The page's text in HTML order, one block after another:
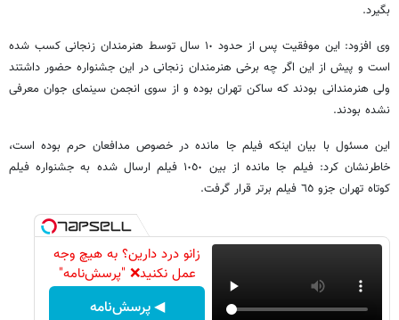
بگیرد.
وی افزود: این موفقیت پس از حدود ١٠ سال توسط هنرمندان زنجانی کسب شده
است و پیش از این اگر چه برخی هنرمندان زنجانی در این جشنواره حضور داشتند
ولی هنرمندانی بودند که ساکن تهران بوده و از سوی انجمن سینمای جوان معرفی
نشده بودند.
این مسئول با بیان اینکه فیلم جا مانده در خصوص مدافعان حرم بوده است،
خاطرنشان کرد: فیلم جا مانده از بین ١٠٥٠ فیلم ارسال شده به جشنواره فیلم
کوتاه تهران جزو ٦٥ فیلم برتر قرار گرفت.
زانو درد دارین؟ به هیچ وجه
عمل نکنید❌ "پرسش‌نامه"
◀ پرسش‌نامه